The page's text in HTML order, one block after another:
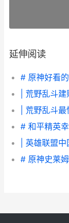
延伸阅读
# 原神好看
| 荒野乱斗
| 荒野乱斗
# 和平精英
| 英雄联盟
# 原神史莱